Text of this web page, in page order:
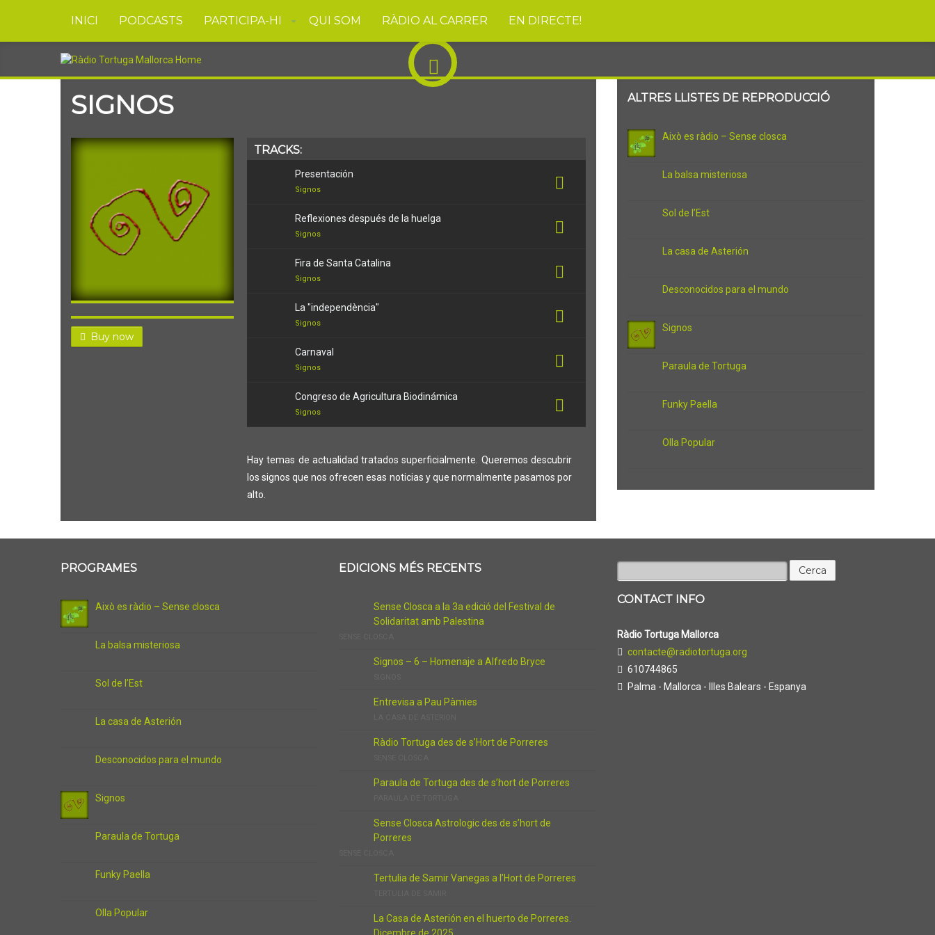
INICI PODCASTS PARTICIPA-HI QUI SOM RÀDIO AL CARRER EN DIRECTE!
SIGNOS
Buy now
TRACKS:
Presentación
Signos
Reflexiones después de la huelga
Signos
Fira de Santa Catalina
Signos
La "independència"
Signos
Carnaval
Signos
Congreso de Agricultura Biodinámica
Signos
Hay temas de actualidad tratados superficialmente. Queremos descubrir
los signos que nos ofrecen esas noticias y que normalmente pasamos por
alto.
ALTRES LLISTES DE REPRODUCCIÓ
Això es ràdio – Sense closca
La balsa misteriosa
Sol de l’Est
La casa de Asterión
Desconocidos para el mundo
Signos
Paraula de Tortuga
Funky Paella
Olla Popular
PROGRAMES
Això es ràdio – Sense closca
La balsa misteriosa
Sol de l’Est
La casa de Asterión
Desconocidos para el mundo
Signos
Paraula de Tortuga
Funky Paella
Olla Popular
EDICIONS MÉS RECENTS
Sense Closca a la 3a edició del Festival de
Solidaritat amb Palestina
Signos – 6 – Homenaje a Alfredo Bryce
Entrevisa a Pau Pàmies
Ràdio Tortuga des de s’Hort de Porreres
Paraula de Tortuga des de s’hort de Porreres
Sense Closca Astrologic des de s’hort de
Porreres
Tertulia de Samir Vanegas a l’Hort de Porreres
La Casa de Asterión en el huerto de Porreres.
Cerca:
CONTACT INFO
Ràdio Tortuga Mallorca
contacte@radiotortuga.org
610744865
Palma - Mallorca - Illes Balears - Espanya